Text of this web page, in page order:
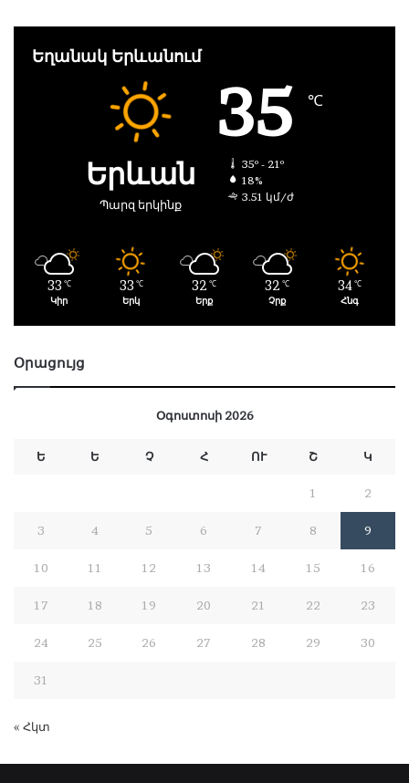
Եղանակ Երևանում
Երևան
Պարզ երկինք
35 ℃
35º - 21º
18%
3.51 կմ/ժ
33 ℃
Կիր
33 ℃
Երկ
32 ℃
Երք
32 ℃
Չրք
34 ℃
Հնգ
Օրացույց
Օգոստոսի 2026
Ե Ե Չ Հ ՈՒ Շ Կ
1 2
3 4 5 6 7 8 9
10 11 12 13 14 15 16
17 18 19 20 21 22 23
24 25 26 27 28 29 30
31
« Հկտ